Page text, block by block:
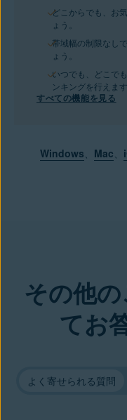
どこからでも、お
ょう。
帯域幅の制限なし
ょう。
いつでも、どこで
ンキングを行えます
すべての機能を見る
Windows Mac
その他
てお
よく寄せられる質問